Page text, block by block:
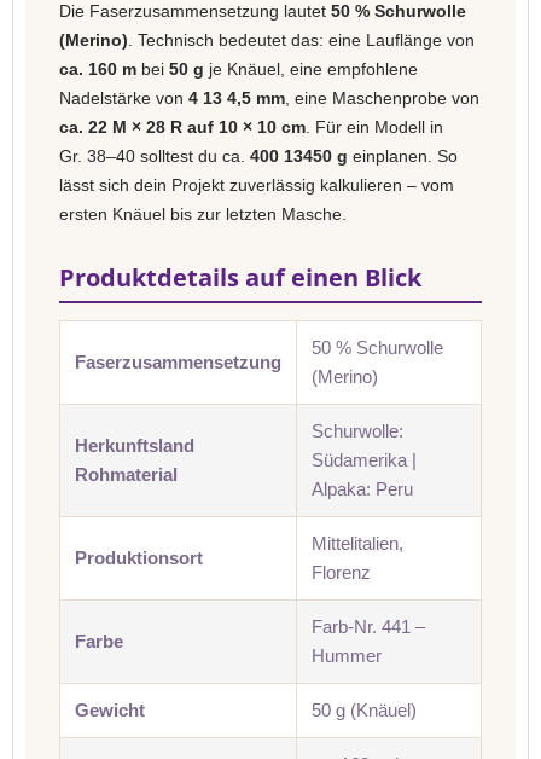
Die Faserzusammensetzung lautet 50 % Schurwolle
(Merino) . Technisch bedeutet das: eine Lauflänge von
ca. 160 m bei 50 g je Knäuel, eine empfohlene
Nadelstärke von 4 13 4,5 mm , eine Maschenprobe von
ca. 22 M × 28 R auf 10 × 10 cm . Für ein Modell in
Gr. 38–40 solltest du ca. 400 13450 g einplanen. So
lässt sich dein Projekt zuverlässig kalkulieren – vom
ersten Knäuel bis zur letzten Masche.
Produktdetails auf einen Blick
Faserzusammensetzung
50 % Schurwolle
(Merino)
Herkunftsland
Rohmaterial
Schurwolle:
Südamerika |
Alpaka: Peru
Produktionsort
Mittelitalien,
Florenz
Farbe
Farb-Nr. 441 –
Hummer
Gewicht 50 g (Knäuel)